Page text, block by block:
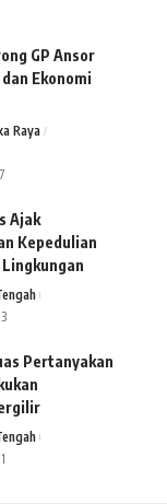
GP Ansor
Ekonomi
Raya
Ajak
Kepedulian
Pertanyakan